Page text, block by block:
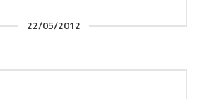
22/05/2012